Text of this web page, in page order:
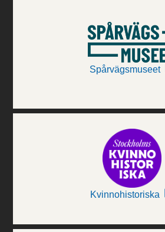
Spårvägsmuseet
Kvinnohistoriska